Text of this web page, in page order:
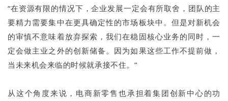
“在资源有限的情况下，企业发展一定会有所取舍，团队的主
要精力需要集中在更具确定性的市场板块中。但是对新机会
的审慎不意味着放弃探索，我们在稳固核心业务的同时，一
定会做主业之外的创新储备。因为如果这些工作不提前做，
当未来机会来临的时候就承接不住。”
从这个角度来说，电商新零售也承担着集团创新中心的功